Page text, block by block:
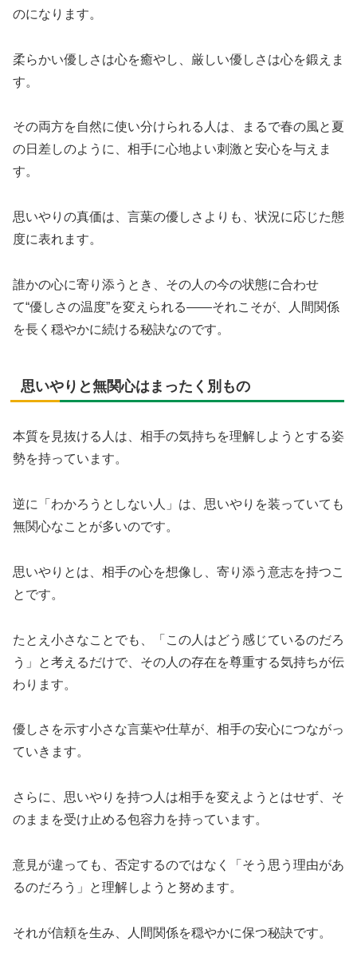
のになります。
柔らかい優しさは心を癒やし、厳しい優しさは心を鍛えま
す。
その両方を自然に使い分けられる人は、まるで春の風と夏
の日差しのように、相手に心地よい刺激と安心を与えま
す。
思いやりの真価は、言葉の優しさよりも、状況に応じた態
度に表れます。
誰かの心に寄り添うとき、その人の今の状態に合わせ
て“優しさの温度”を変えられる――それこそが、人間関係
を長く穏やかに続ける秘訣なのです。
思いやりと無関心はまったく別もの
本質を見抜ける人は、相手の気持ちを理解しようとする姿
勢を持っています。
逆に「わかろうとしない人」は、思いやりを装っていても
無関心なことが多いのです。
思いやりとは、相手の心を想像し、寄り添う意志を持つこ
とです。
たとえ小さなことでも、「この人はどう感じているのだろ
う」と考えるだけで、その人の存在を尊重する気持ちが伝
わります。
優しさを示す小さな言葉や仕草が、相手の安心につながっ
ていきます。
さらに、思いやりを持つ人は相手を変えようとはせず、そ
のままを受け止める包容力を持っています。
意見が違っても、否定するのではなく「そう思う理由があ
るのだろう」と理解しようと努めます。
それが信頼を生み、人間関係を穏やかに保つ秘訣です。